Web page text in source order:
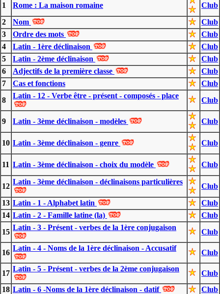
1 Rome : La maison romaine
Club
2
Nom
Club
3
Ordre des mots
Club
4
Latin - 1ère déclinaison
Club
5
Latin - 2ème déclinaison
Club
6
Adjectifs de la première classe
Club
7
Cas et fonctions
Club
8
Latin - 12 - Verbe être - présent - composés - place
Club
9 Latin - 3ème déclinaison - modèles Club
10 Latin - 3ème déclinaison - genre Club
11 Latin - 3ème déclinaison - choix du modèle Club
12
Latin - 3ème déclinaison - déclinaisons particulières
Club
13 Latin - 1 - Alphabet latin
Club
14 Latin - 2 - Famille latine (la)
Club
15
Latin - 3 - Présent - verbes de la 1ère conjugaison
Club
16
Latin - 4 - Noms de la 1ère déclinaison - Accusatif
Club
17
Latin - 5 - Présent - verbes de la 2ème conjugaison
Club
18 Latin - 6 -Noms de la 1ère déclinaison - datif
Club